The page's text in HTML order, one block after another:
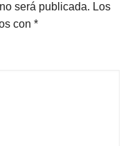
será publicada. Los
con *